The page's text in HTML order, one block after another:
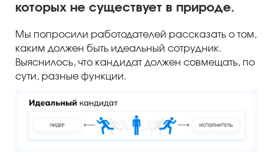
которых не существует в природе.
Мы попросили работодателей рассказать о том,
каким должен быть идеальный сотрудник.
Выяснилось, что кандидат должен совмещать, по
сути, разные функции.